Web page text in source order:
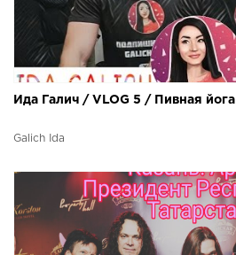
Ида Галич / VLOG 5 / Пивная йога
Galich Ida